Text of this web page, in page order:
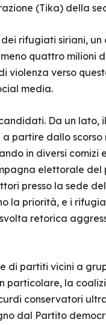
(Tika) della
rifugiati siriani, un
quattro milioni
violenza verso
media.
Da un lato,
partire dallo scorso
in diversi comizi
elettorale
presso la sede
la priorità, e i
retorica
di partiti vicini a
particolare, la
conservatori
dal Partito